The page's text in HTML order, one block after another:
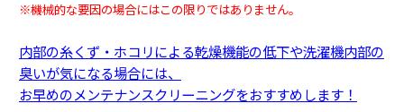
※機械的な要因の場合にはこの限りではありません。
内部の糸くず・ホコリによる乾燥機能の低下や洗濯機内部の
臭いが気になる場合には、
お早めのメンテナンスクリーニングをおすすめします！